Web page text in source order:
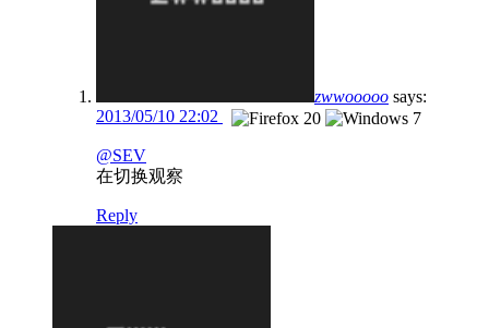
zwwooooo says:
2013/05/10 22:02
@SEV
在切换观察
Reply